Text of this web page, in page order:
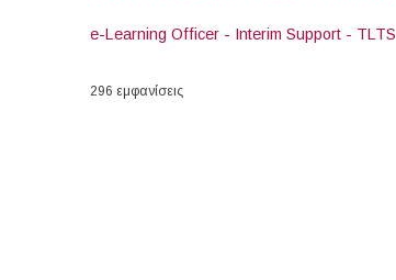
e-Learning Officer - Interim Support - TLTS
296 εμφανίσεις